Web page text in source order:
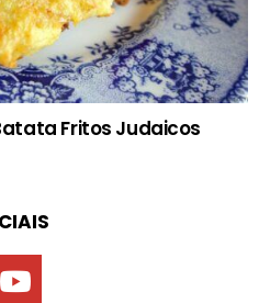
Fritos Judaicos
youtube